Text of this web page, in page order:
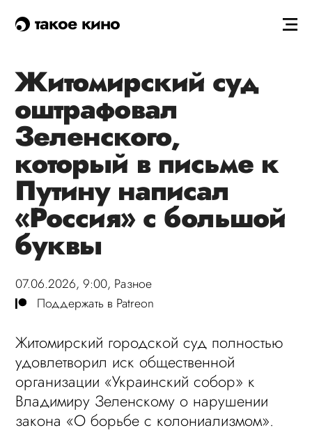
такое кино
Житомирский суд
оштрафовал
Зеленского,
который в письме к
Путину написал
«Россия» с большой
буквы
07.06.2026, 9:00, Разное
Поддержать в Patreon
Житомирский городской суд полностью
удовлетворил иск общественной
организации «Украинский собор» к
Владимиру Зеленскому о нарушении
закона «О борьбе с колониализмом».